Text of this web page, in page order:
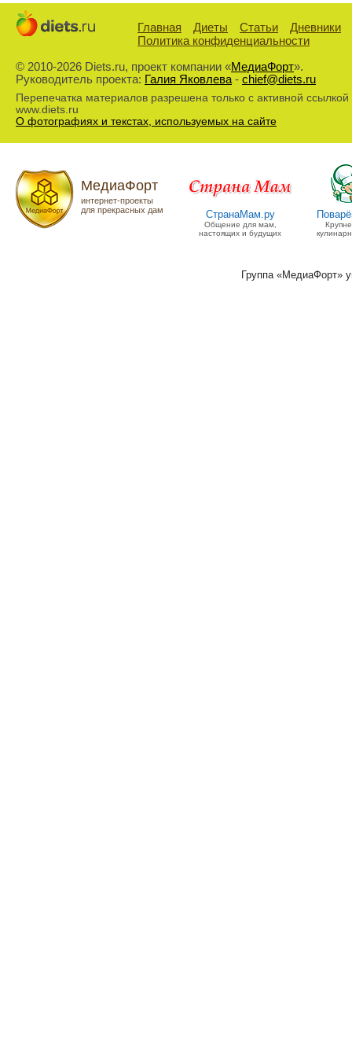
Главная Диеты Статьи
Дневники
Политика конфиденциальности
© 2010-2026 Diets.ru, проект компании «МедиаФорт».
Руководитель проекта: Галия Яковлева- chief@diets.ru
Перепечатка материалов разрешена только с активной ссылкой
www.diets.ru
О фотографиях и текстах, используемых на сайте
МедиаФорт
интернет-проекты
для прекрасных дам
СтранаМам.ру
Общение для мам,
настоящих и будущих
Группа «МедиаФорт»